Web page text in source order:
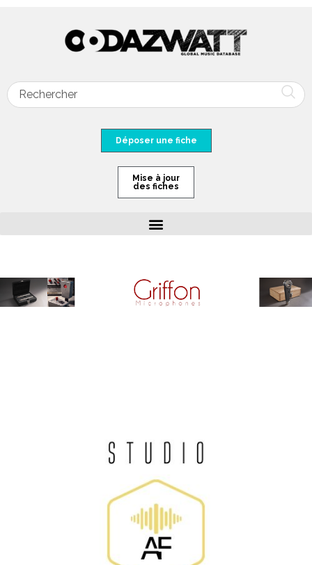
Déposer une fiche
Mise à jour
des fiches